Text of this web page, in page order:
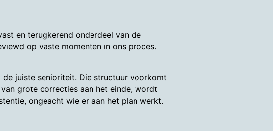
en terugkerend onderdeel van de
op vaste momenten in ons proces.
juiste senioriteit. Die structuur voorkomt
grote correcties aan het einde, wordt
ongeacht wie er aan het plan werkt.